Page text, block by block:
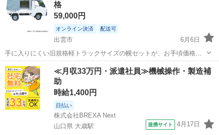
格
59,000円
オンライン決済 配送可
出雲市
6月6日
手に入りにくい旧規格軽トラックサイズの幌セットが、お手頃価格で
す。 新品未使用。未開封。 ★ 角荷構造で荷物タップリ収納できま
す。 ★ 大人気の軽トラ用テントでこの価格は破格です ！！ ★ 大切な
荷物を風・雨・雪・...
島根 出雲市 外装、車外用品 軽トラック
≪月収33万円・派遣社員≫機械操作・製造補
助
時給1,400円
日払い
株式会社BREXA Next
山口県 大歳駅
提携サイト 4月17日